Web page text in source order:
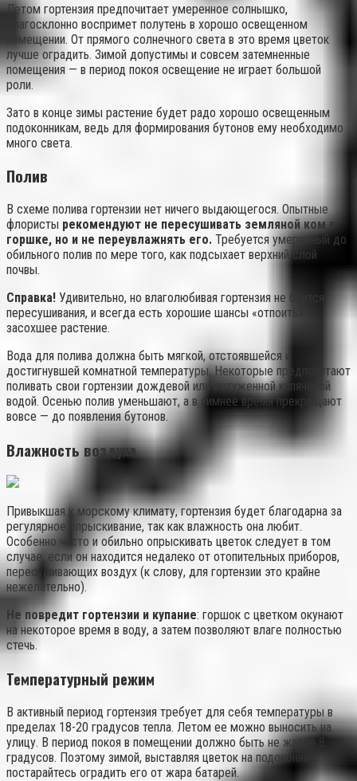
Летом гортензия предпочитает умеренное солнышко,
благосклонно воспримет полутень в хорошо освещенном
помещении. От прямого солнечного света в это время цветок
лучше оградить. Зимой допустимы и совсем затемненные
помещения — в период покоя освещение не играет большой
роли.
Зато в конце зимы растение будет радо хорошо освещенным
подоконникам, ведь для формирования бутонов ему необходимо
много света.
Полив
В схеме полива гортензии нет ничего выдающегося. Опытные
флористы рекомендуют не пересушивать земляной ком в
горшке, но и не переувлажнять его. Требуется умеренный до
обильного полив по мере того, как подсыхает верхний слой
почвы.
Справка! Удивительно, но влаголюбивая гортензия не боится
пересушивания, и всегда есть хорошие шансы «отпоить»
засохшее растение.
Вода для полива должна быть мягкой, отстоявшейся и
достигнувшей комнатной температуры. Некоторые предпочитают
поливать свои гортензии дождевой или остуженной кипяченой
водой. Осенью полив уменьшают, а в зимнее время прекращают
вовсе — до появления бутонов.
Влажность воздуха
Привыкшая к морскому климату, гортензия будет благодарна за
регулярное опрыскивание, так как влажность она любит.
Особенно часто и обильно опрыскивать цветок следует в том
случае, если он находится недалеко от отопительных приборов,
пересушивающих воздух (к слову, для гортензии это крайне
нежелательно).
Не повредит гортензии и купание: горшок с цветком окунают
на некоторое время в воду, а затем позволяют влаге полностью
стечь.
Температурный режим
В активный период гортензия требует для себя температуры в
пределах 18-20 градусов тепла. Летом ее можно выносить на
улицу. В период покоя в помещении должно быть не жарче 8
градусов. Поэтому зимой, выставляя цветок на подоконник,
постарайтесь оградить его от жара батарей.